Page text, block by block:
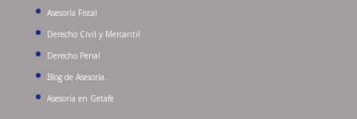
Asesoría Fiscal
Derecho Civil y Mercantil
Derecho Penal
Blog de Asesoría.
Asesoría en Getafe